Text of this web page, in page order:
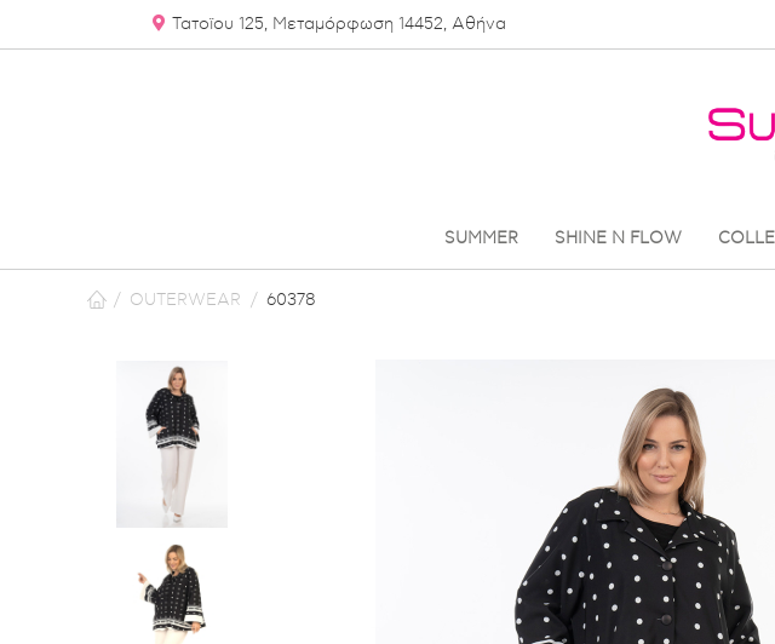
Τατοϊου 125, Μεταμόρφωση 14452, Αθήνα
SUMMER SHINE N FLOW
/ OUTERWEAR / 60378